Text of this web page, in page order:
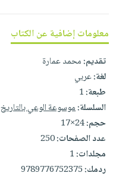
مناسبات
فيديوهات
أسئلة
يتكرر
طرحها
خدمات
نيل
وفرات
انشر
كتابك
تواصل
عربة
التسوق
نشرة
الإصدارات
معلومات إضافية عن الكتاب
تقديم:محمد عمارة
لغة:عربي
طبعة:1
السلسلة:موسوعة الوعي بالتاريخ
حجم:24×17
عدد الصفحات:250
مجلدات:1
ردمك:9789776752375